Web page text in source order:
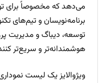
می‌دهد که مخصوصاً برای
برنامه‌نویسان و تیم‌های
توسعه، دیباگ و مدیریت
هوشمندانه‌تر و سریع‌تر
ویژوالایز یک لیست